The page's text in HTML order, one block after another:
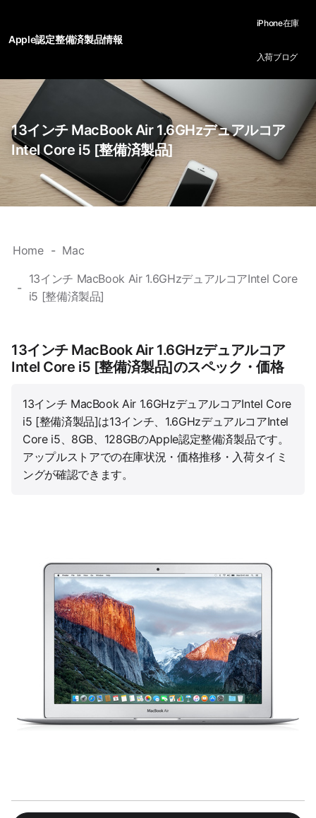
Apple認定整備済製品情報
iPhone在庫
入荷ブログ
13インチ MacBook Air 1.6GHzデュアルコア
Intel Core i5 [整備済製品]
Home Mac
13インチ MacBook Air 1.6GHzデュアルコアIntel Core
i5 [整備済製品]
13インチ MacBook Air 1.6GHzデュアルコア
Intel Core i5 [整備済製品]のスペック・価格
13インチ MacBook Air 1.6GHzデュアルコアIntel Core
i5 [整備済製品]は13インチ、1.6GHzデュアルコアIntel
Core i5、8GB、128GBのApple認定整備済製品です。
アップルストアでの在庫状況・価格推移・入荷タイミ
ングが確認できます。